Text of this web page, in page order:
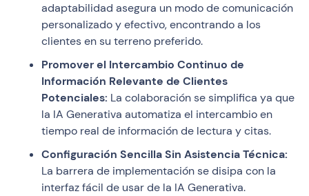
adaptabilidad asegura un modo de comunicación
personalizado y efectivo, encontrando a los
clientes en su terreno preferido.
Promover el Intercambio Continuo de
Información Relevante de Clientes
Potenciales: La colaboración se simplifica ya que
la IA Generativa automatiza el intercambio en
tiempo real de información de lectura y citas.
Configuración Sencilla Sin Asistencia Técnica:
La barrera de implementación se disipa con la
interfaz fácil de usar de la IA Generativa.